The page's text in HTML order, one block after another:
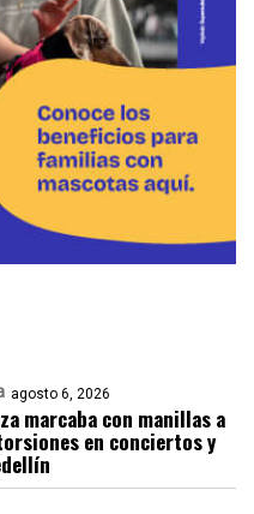
agosto 6, 2026
marcaba con manillas a
en conciertos y